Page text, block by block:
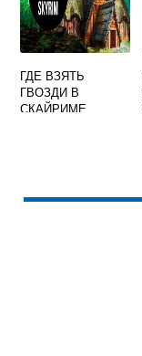
ГДЕ ВЗЯТЬ
ГВОЗДИ В
СКАЙРИМЕ